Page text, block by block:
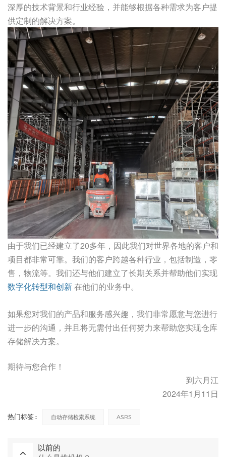
深厚的技术背景和行业经验，并能够根据各种需求为客户提
供定制的解决方案。
由于我们已经建立了20多年，因此我们对世界各地的客户和
项目都非常可靠。我们的客户跨越各种行业，包括制造，零
售，物流等。我们还与他们建立了长期关系并帮助他们实现
数字化转型和创新在他们的业务中。
如果您对我们的产品和服务感兴趣，我们非常愿意与您进行
进一步的沟通，并且将无需付出任何努力来帮助您实现仓库
存储解决方案。
期待与您合作！
到六月江
2024年1月11日
热门标签 : 自动存储检索系统 ASRS
以前的